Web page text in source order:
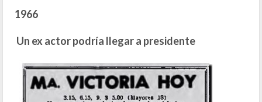
1966
Un ex actor podría llegar a presidente